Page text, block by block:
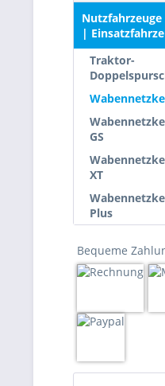
|
Traktor-
GS
XT
Plus
Bequeme